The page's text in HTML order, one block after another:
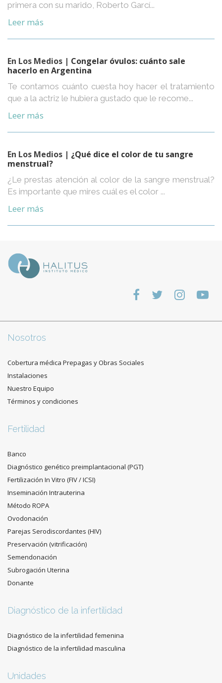
primera con su marido, Roberto Garcí...
Leer más
En Los Medios | Congelar óvulos: cuánto sale
hacerlo en Argentina
Te contamos cuánto cuesta hoy hacer el tratamiento
que a la actriz le hubiera gustado que le recome...
Leer más
En Los Medios | ¿Qué dice el color de tu sangre
menstrual?
¿Le prestas atención al color de la sangre menstrual?
Es importante que mires cuál es el color ...
Leer más
Nosotros
Cobertura médica Prepagas y Obras Sociales
Instalaciones
Nuestro Equipo
Términos y condiciones
Fertilidad
Banco
Diagnóstico genético preimplantacional (PGT)
Fertilización In Vitro (FIV / ICSI)
Inseminación Intrauterina
Método ROPA
Ovodonación
Parejas Serodiscordantes (HIV)
Preservación (vitrificación)
Semendonación
Subrogación Uterina
Donante
Diagnóstico de la infertilidad
Diagnóstico de la infertilidad femenina
Diagnóstico de la infertilidad masculina
Unidades